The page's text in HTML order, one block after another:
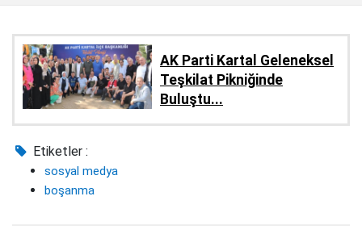
AK Parti Kartal Geleneksel
Teşkilat Pikniğinde
Buluştu...
Etiketler :
sosyal medya
boşanma